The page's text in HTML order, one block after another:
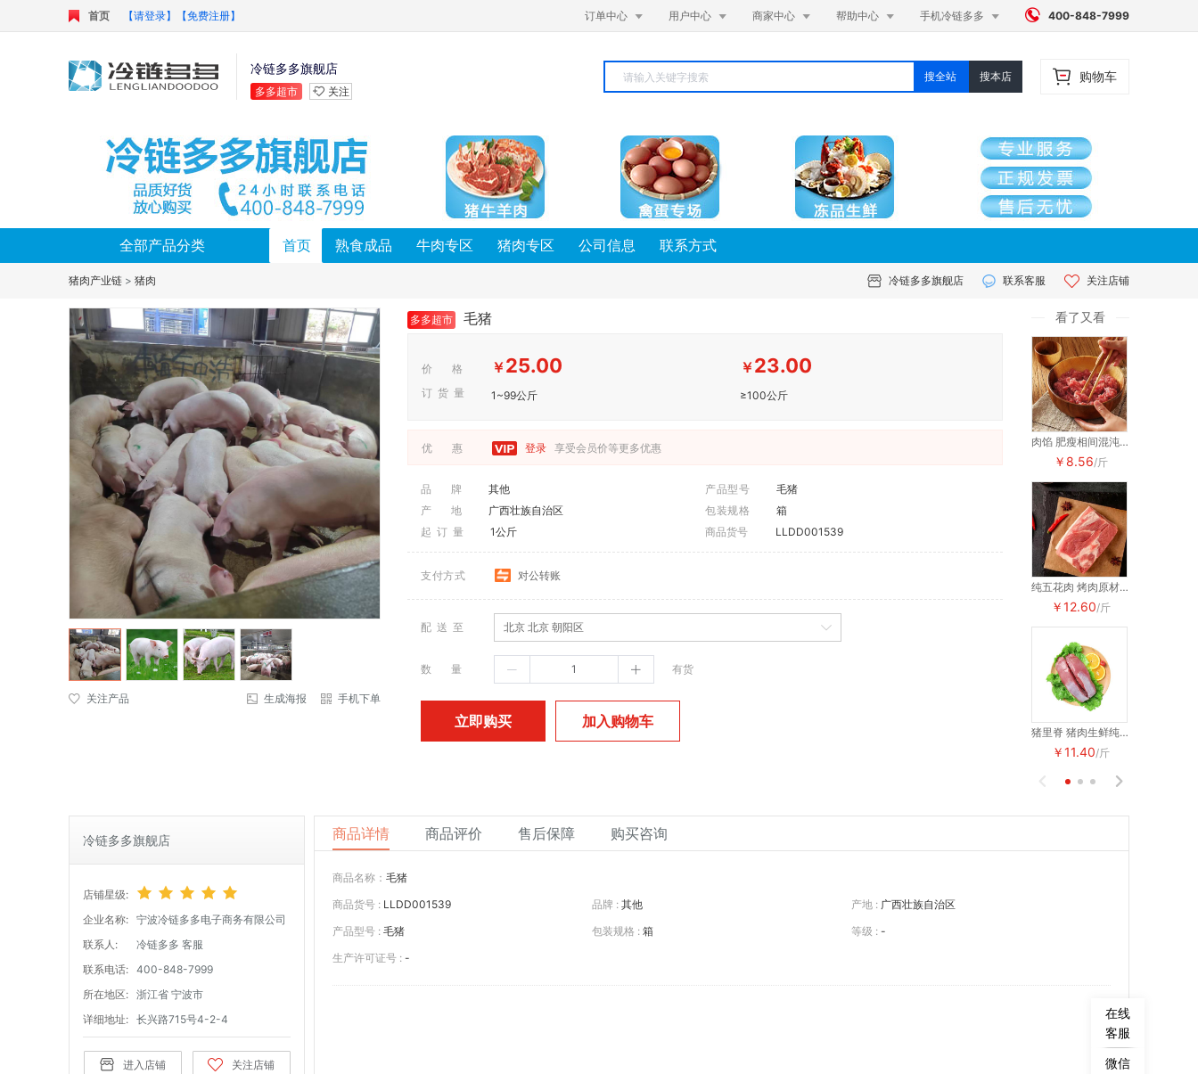
首页 【请登录】 【免费注册】 订单中心  用户中心  商家中心  帮助中心  手机冷链多多   400-848-7999
冷链多多旗舰店
多多超市 关注
搜全站 搜本店 购物车
全部产品分类 首页 熟食成品 牛肉专区 猪肉专区 公司信息 联系方式
猪肉产业链 > 猪肉 冷链多多旗舰店 联系客服 关注店铺
关注产品 生成海报 手机下单
多多超市 毛猪
价 格
订 货 量
￥25.00
1~99公斤
￥23.00
≥100公斤
优 惠 登录 享受会员价等更多优惠
品 牌 其他 产品型号
毛猪
产 地
广西壮族自治区 包装规格
箱
起 订 量
1公斤 商品货号 LLDD001539
支付方式 对公转账
配 送 至 北京 北京 朝阳区
数 量 有货
立即购买 加入购物车
看了又看
肉馅 肥瘦相间混沌饺子馅
￥8.56/斤
纯五花肉 烤肉原材料 猪肉生鲜
￥12.60/斤
猪里脊 猪肉生鲜纯瘦肉
￥11.40/斤

冷链多多旗舰店
店铺星级:
企业名称: 宁波冷链多多电子商务有限公司
联系人:
冷链多多 客服
联系电话: 400-848-7999
所在地区: 浙江省 宁波市
详细地址: 长兴路715号4-2-4
进入店铺 关注店铺
商品详情 商品评价 售后保障 购买咨询
商品名称： 毛猪
商品货号 : LLDD001539 品牌 : 其他 产地 : 广西壮族自治区
产品型号 : 毛猪 包装规格 : 箱 等级 : -
生产许可证号 : -
在线
客服
微信